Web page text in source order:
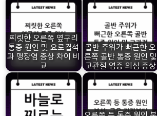
찌릿한 오른쪽 옆구리
통증 원인 및 요로결석
과 맹장염 증상 차이 비
교
골반 주위가 뻐근한 오
른쪽 골반 통증 원인 및
고관절 염증 의심 증상